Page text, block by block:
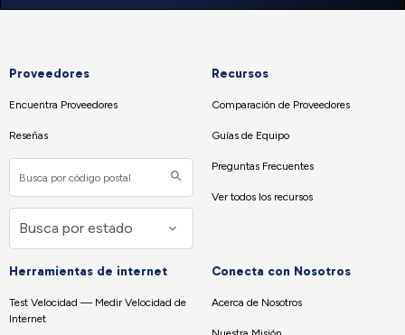
Proveedores
Encuentra Proveedores
Reseñas
Recursos
Comparación de Proveedores
Guías de Equipo
Preguntas Frecuentes
Ver todos los recursos
Herramientas de internet
Test Velocidad — Medir Velocidad de
Internet
Conecta con Nosotros
Acerca de Nosotros